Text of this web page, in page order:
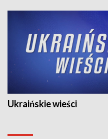
Ukraińskie wieści